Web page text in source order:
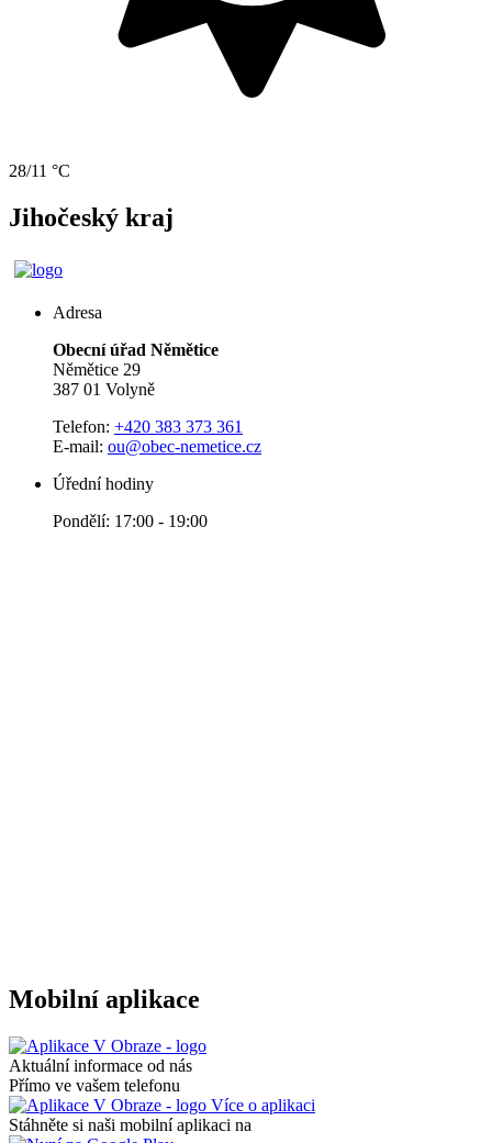
28/11 °C
Jihočeský kraj
Adresa
Obecní úřad Němětice
Němětice 29
387 01 Volyně
Telefon: +420 383 373 361
E-mail: ou@obec-nemetice.cz
Úřední hodiny
Pondělí: 17:00 - 19:00
Mobilní aplikace
Aktuální informace od nás
Přímo ve vašem telefonu
Více o aplikaci
Stáhněte si naši mobilní aplikaci na